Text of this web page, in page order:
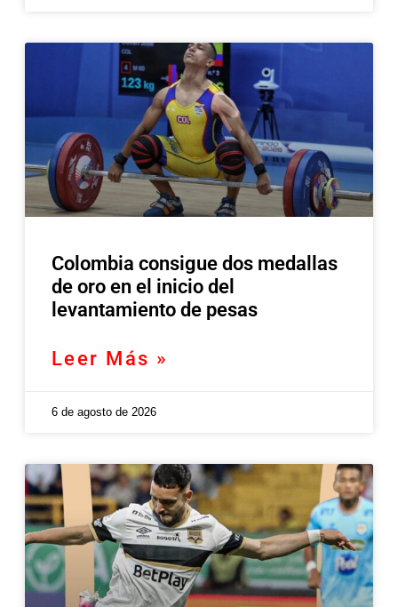
Colombia consigue dos medallas
de oro en el inicio del
levantamiento de pesas
Leer Más »
6 de agosto de 2026